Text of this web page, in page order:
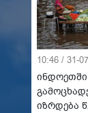
10:46 / 31-
ინდოეთში
იზრდება